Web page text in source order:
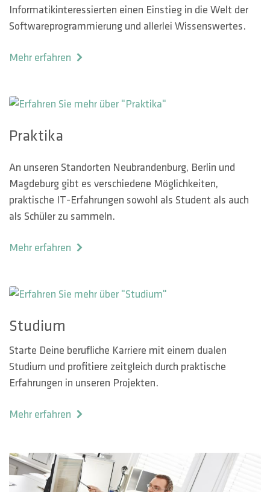
Informatikinteressierten einen Einstieg in die Welt der
Softwareprogrammierung und allerlei Wissenswertes.
Mehr erfahren
Praktika
An unseren Standorten Neubrandenburg, Berlin und
Magdeburg gibt es verschiedene Möglichkeiten,
praktische IT-Erfahrungen sowohl als Student als auch
als Schüler zu sammeln.
Mehr erfahren
Studium
Starte Deine berufliche Karriere mit einem dualen
Studium und profitiere zeitgleich durch praktische
Erfahrungen in unseren Projekten.
Mehr erfahren